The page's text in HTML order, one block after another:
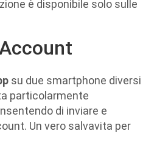
è disponibile solo sulle
su due smartphone diversi
particolarmente
di inviare e
Un vero salvavita per